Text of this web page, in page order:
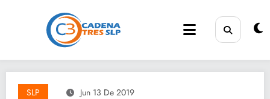
SLP Jun 13 De 2019